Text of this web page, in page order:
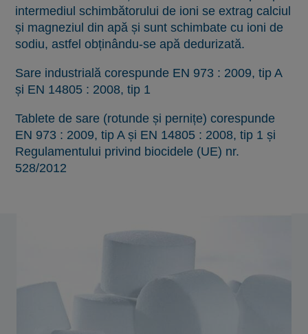
intermediul schimbătorului de ioni se extrag calciul
și magneziul din apă și sunt schimbate cu ioni de
sodiu, astfel obținându-se apă dedurizată.
Sare industrială corespunde EN 973 : 2009, tip A
și EN 14805 : 2008, tip 1
Tablete de sare (rotunde și pernițe) corespunde
EN 973 : 2009, tip A și EN 14805 : 2008, tip 1 și
Regulamentului privind biocidele (UE) nr.
528/2012